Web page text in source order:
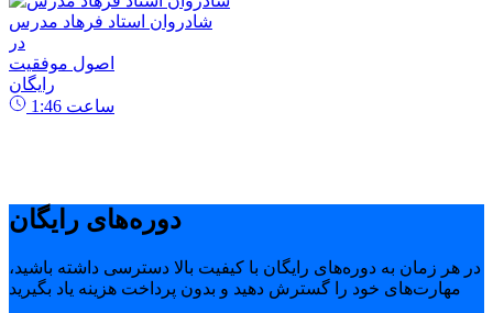
شادروان استاد فرهاد مدرس
در
اصول موفقیت
رایگان
1:46 ساعت
دوره‌های رایگان
در هر زمان به دوره‌های رایگان با کیفیت بالا دسترسی داشته باشید،
مهارت‌های خود را گسترش دهید و بدون پرداخت هزینه یاد بگیرید